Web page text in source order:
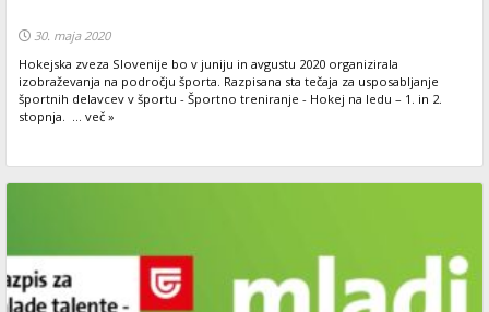
30. maja 2020
Hokejska zveza Slovenije bo v juniju in avgustu 2020 organizirala
izobraževanja na področju športa. Razpisana sta tečaja za usposabljanje
športnih delavcev v športu - Športno treniranje - Hokej na ledu – 1. in 2.
stopnja. ... več »